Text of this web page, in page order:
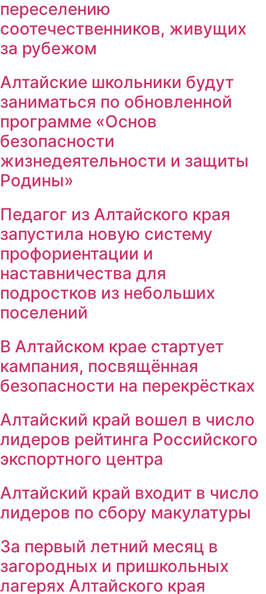
переселению
соотечественников, живущих
за рубежом
Алтайские школьники будут
заниматься по обновленной
программе «Основ
безопасности
жизнедеятельности и защиты
Родины»
Педагог из Алтайского края
запустила новую систему
профориентации и
наставничества для
подростков из небольших
поселений
В Алтайском крае стартует
кампания, посвящённая
безопасности на перекрёстках
Алтайский край вошел в число
лидеров рейтинга Российского
экспортного центра
Алтайский край входит в число
лидеров по сбору макулатуры
За первый летний месяц в
загородных и пришкольных
лагерях Алтайского края